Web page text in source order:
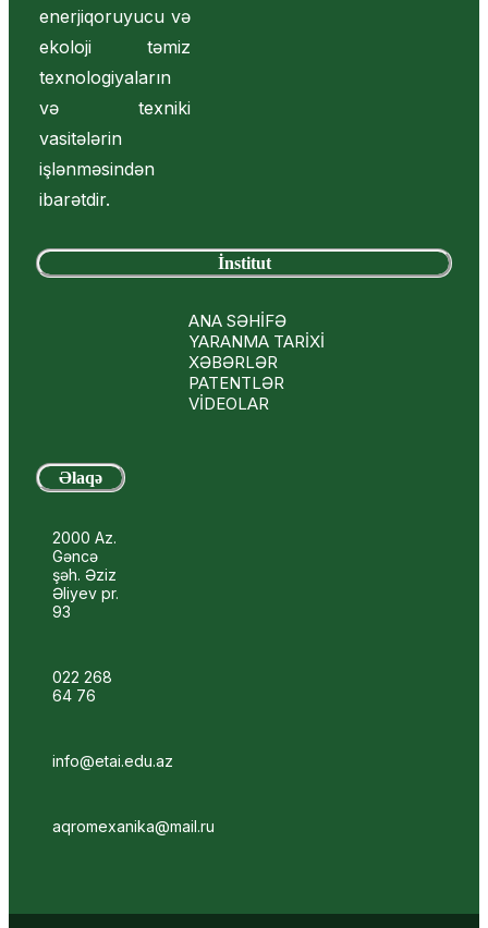
enerjiqoruyucu və
ekoloji təmiz
texnologiyaların
və texniki
vasitələrin
işlənməsindən
ibarətdir.
İnstitut
ANA SƏHİFƏ
YARANMA TARİXİ
XƏBƏRLƏR
PATENTLƏR
VİDEOLAR
Əlaqə
2000 Az.
Gəncə
şəh. Əziz
Əliyev pr.
93
022 268
64 76
info@etai.edu.az
aqromexanika@mail.ru